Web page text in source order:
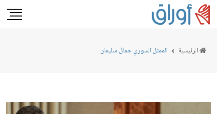
الرئيسية الممثل السوري جمال سليمان